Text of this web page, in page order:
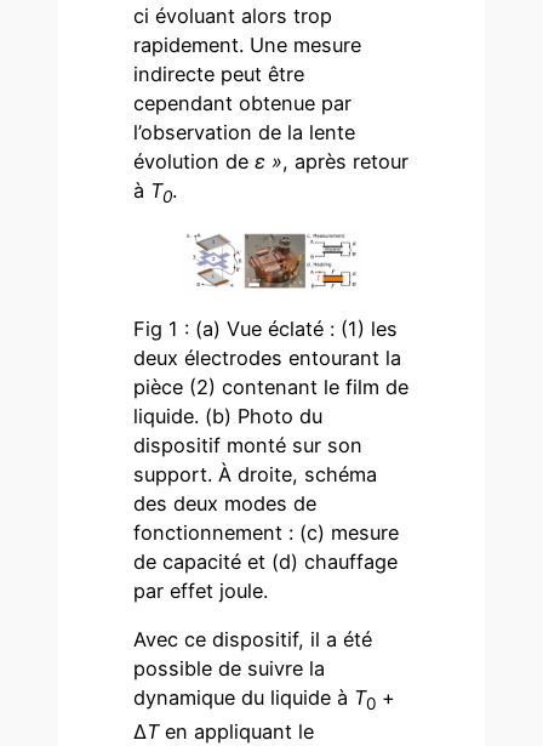
ci évoluant alors trop
rapidement. Une mesure
indirecte peut être
cependant obtenue par
l’observation de la lente
évolution deε », après retour
à T0.
Fig 1 : (a) Vue éclaté : (1) les
deux électrodes entourant la
pièce (2) contenant le film de
liquide. (b) Photo du
dispositif monté sur son
support. À droite, schéma
des deux modes de
fonctionnement : (c) mesure
de capacité et (d) chauffage
par effet joule.
Avec ce dispositif, il a été
possible de suivre la
dynamique du liquide à T0 +
ΔTen appliquant le